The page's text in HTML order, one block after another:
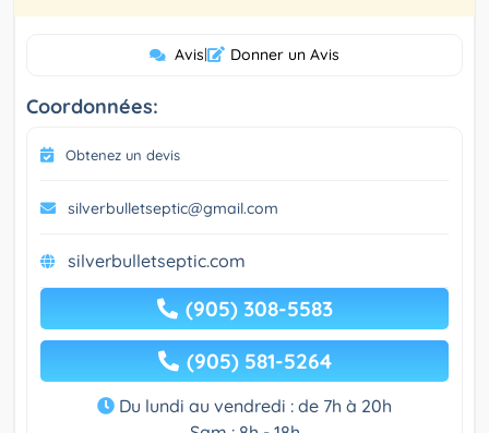
Avis| Donner un Avis
Coordonnées:
Obtenez un devis
silverbulletseptic@gmail.com
silverbulletseptic.com
(905) 308-5583
(905) 581-5264
Du lundi au vendredi : de 7h à 20h